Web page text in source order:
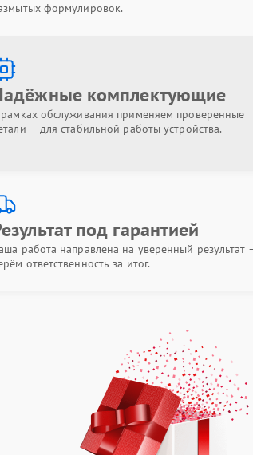
формулировок.
комплектующие
обслуживания применяем проверенные
— для стабильной работы устройства.
под гарантией
работа направлена на уверенный результат
ответственность за итог.